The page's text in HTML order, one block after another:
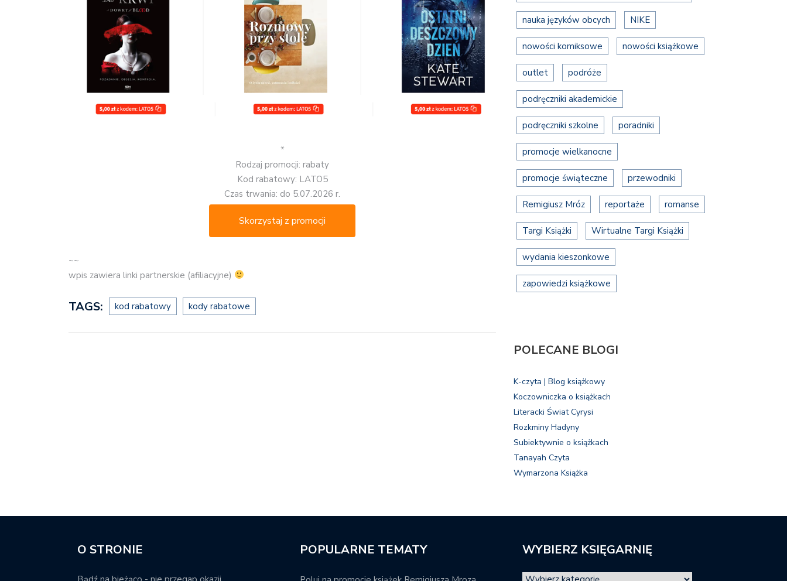
*
Rodzaj promocji: rabaty
Kod rabatowy: LATO5
Czas trwania: do 5.07.2026 r.
Skorzystaj z promocji
~~
wpis zawiera linki partnerskie (afiliacyjne)
TAGS: kod rabatowy kody rabatowe
nauka języków obcych NIKE
nowości komiksowe nowości książkowe
outlet podróże
podręczniki akademickie
podręczniki szkolne poradniki
promocje wielkanocne
promocje świąteczne przewodniki
Remigiusz Mróz reportaże romanse
Targi Książki Wirtualne Targi Książki
wydania kieszonkowe
zapowiedzi książkowe
POLECANE BLOGI
K-czyta | Blog książkowy
Koczowniczka o książkach
Literacki Świat Cyrysi
Rozkminy Hadyny
Subiektywnie o książkach
Tanayah Czyta
Wymarzona Książka
O STRONIE POPULARNE TEMATY WYBIERZ KSIĘGARNIĘ